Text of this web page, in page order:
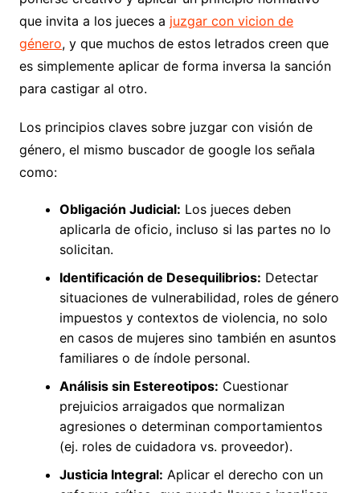
que invita a los jueces a juzgar con vicion de
género, y que muchos de estos letrados creen que
es simplemente aplicar de forma inversa la sanción
para castigar al otro.
Los principios claves sobre juzgar con visión de
género, el mismo buscador de google los señala
como:
Obligación Judicial: Los jueces deben
aplicarla de oficio, incluso si las partes no lo
solicitan.
Identificación de Desequilibrios: Detectar
situaciones de vulnerabilidad, roles de género
impuestos y contextos de violencia, no solo
en casos de mujeres sino también en asuntos
familiares o de índole personal.
Análisis sin Estereotipos: Cuestionar
prejuicios arraigados que normalizan
agresiones o determinan comportamientos
(ej. roles de cuidadora vs. proveedor).
Justicia Integral: Aplicar el derecho con un